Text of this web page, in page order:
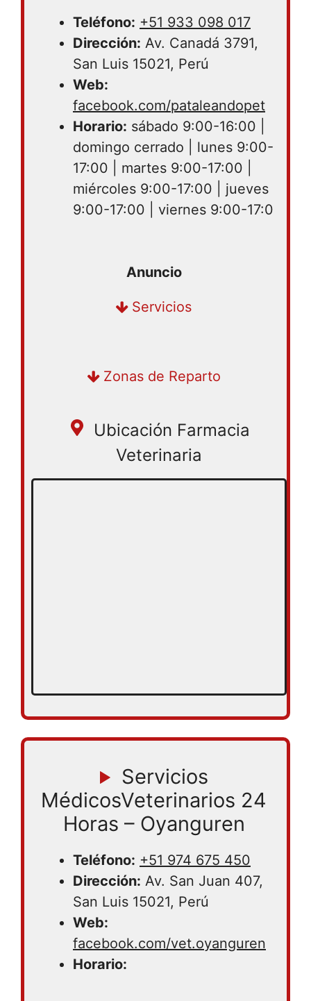
Teléfono: +51 933 098 017
Dirección: Av. Canadá 3791,
San Luis 15021, Perú
Web:
facebook.com/pataleandopet
Horario: sábado 9:00-16:00 |
domingo cerrado | lunes 9:00-
17:00 | martes 9:00-17:00 |
miércoles 9:00-17:00 | jueves
9:00-17:00 | viernes 9:00-17:0
Compra en tienda | Recogida en
Servicios
San Luis, Lima Area Metropolitana,
Zonas de Reparto
Ubicación Farmacia
Veterinaria
Servicios
MédicosVeterinarios 24
Horas – Oyanguren
Teléfono: +51 974 675 450
Dirección: Av. San Juan 407,
San Luis 15021, Perú
Web:
facebook.com/vet.oyanguren
Horario: